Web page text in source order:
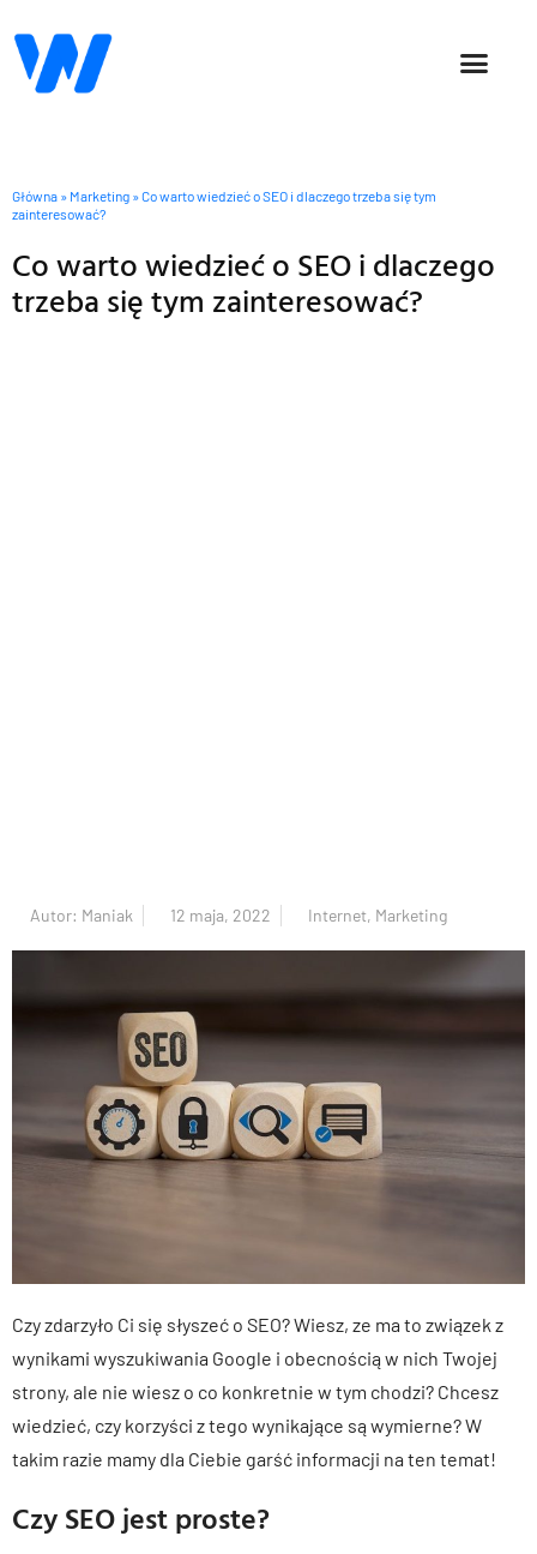
Główna » Marketing »Co warto wiedzieć o SEO i dlaczego trzeba się tym
zainteresować?
Co warto wiedzieć o SEO i dlaczego
trzeba się tym zainteresować?
Autor: Maniak 12 maja, 2022 Internet, Marketing
Czy zdarzyło Ci się słyszeć o SEO? Wiesz, ze ma to związek z
wynikami wyszukiwania Google i obecnością w nich Twojej
strony, ale nie wiesz o co konkretnie w tym chodzi? Chcesz
wiedzieć, czy korzyści z tego wynikające są wymierne? W
takim razie mamy dla Ciebie garść informacji na ten temat!
Czy SEO jest proste?